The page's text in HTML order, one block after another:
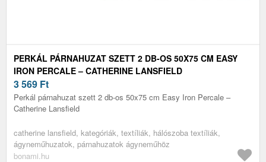
PERKÁL PÁRNAHUZAT SZETT 2 DB-OS 50X75 CM EASY
IRON PERCALE – CATHERINE LANSFIELD
3 569 Ft
Perkál párnahuzat szett 2 db-os 50x75 cm Easy Iron Percale –
Catherine Lansfield
catherine lansfield, kategóriák, textíliák, hálószoba textíliák,
ágyneműhuzatok, párnahuzatok ágyneműhöz
bonami.hu